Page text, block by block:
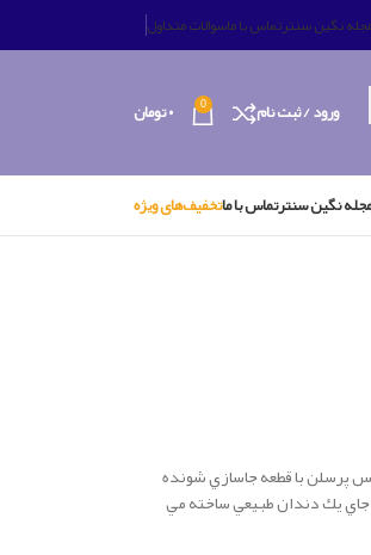
نگین سنترتماس با ماسوالات متداول
ورود / ثبت نام 0 ۰تومان
مجله نگین سنترتماس با ماتخفیف‌های ویژه
پرسلن با قطعه جاسازي شونده
جايگزيني به جاي يك دندان طبيعي ساخته مي